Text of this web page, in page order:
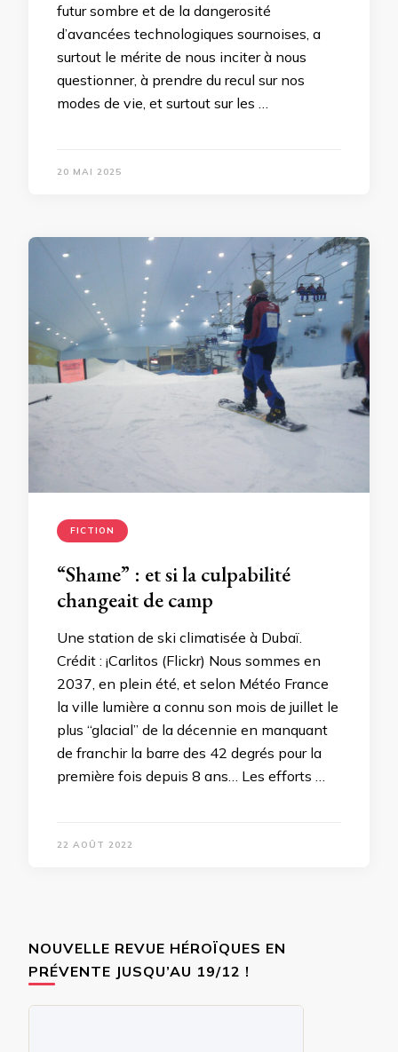
futur sombre et de la dangerosité
d’avancées technologiques sournoises, a
surtout le mérite de nous inciter à nous
questionner, à prendre du recul sur nos
modes de vie, et surtout sur les …
20 MAI 2025
FICTION
“Shame” : et si la culpabilité
changeait de camp
Une station de ski climatisée à Dubaï.
Crédit : ¡Carlitos (Flickr) Nous sommes en
2037, en plein été, et selon Météo France
la ville lumière a connu son mois de juillet le
plus “glacial” de la décennie en manquant
de franchir la barre des 42 degrés pour la
première fois depuis 8 ans… Les efforts …
22 AOÛT 2022
NOUVELLE REVUE HÉROÏQUES EN
PRÉVENTE JUSQU’AU 19/12 !